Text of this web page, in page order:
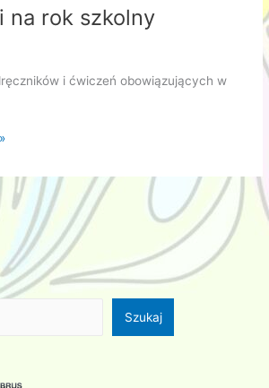
na rok szkolny
i ćwiczeń obowiązujących w
Szukaj